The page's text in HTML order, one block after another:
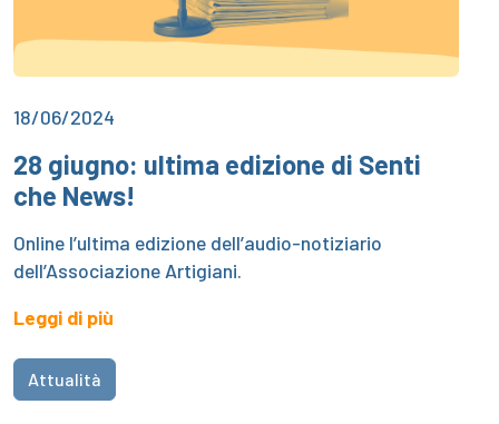
18/06/2024
28 giugno: ultima edizione di Senti
che News!
Online l’ultima edizione dell’audio-notiziario
dell’Associazione Artigiani.
Leggi di più
Attualità